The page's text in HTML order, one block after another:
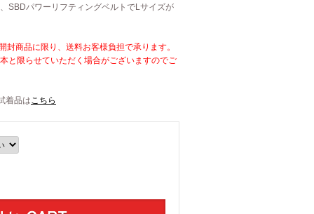
SBDパワーリフティングベルトでLサイズが
封商品に限り、送料お客様負担で承ります。
と限らせていただく場合がございますのでご
着品はこちら